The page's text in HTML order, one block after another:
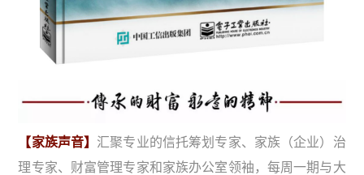
【家族声音】
汇聚专业的信托筹划专家、家族（企业）治
理专家、财富管理专家和家族办公室领袖，每周一期与大